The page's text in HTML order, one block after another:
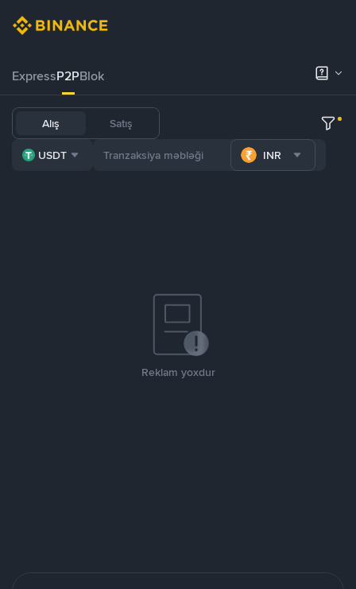
ExpressP2PBlok
Alış Satış
USDT INR
Reklam yoxdur